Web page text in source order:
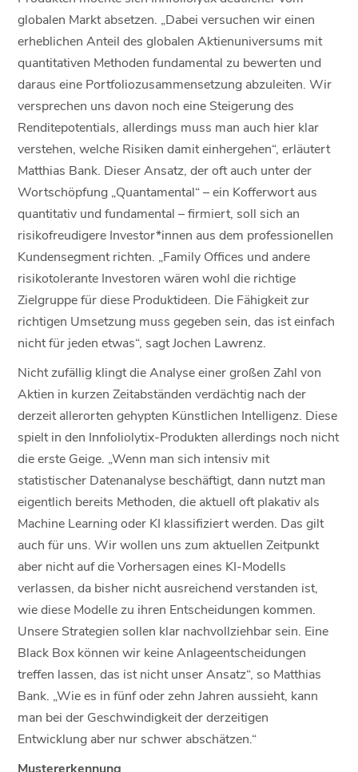
globalen Markt absetzen. „Dabei versuchen wir einen
erheblichen Anteil des globalen Aktienuniversums mit
quantitativen Methoden fundamental zu bewerten und
daraus eine Portfoliozusammensetzung abzuleiten. Wir
versprechen uns davon noch eine Steigerung des
Renditepotentials, allerdings muss man auch hier klar
verstehen, welche Risiken damit einhergehen“, erläutert
Matthias Bank. Dieser Ansatz, der oft auch unter der
Wortschöpfung „Quantamental“ – ein Kofferwort aus
quantitativ und fundamental – firmiert, soll sich an
risikofreudigere Investor*innen aus dem professionellen
Kundensegment richten. „Family Offices und andere
risikotolerante Investoren wären wohl die richtige
Zielgruppe für diese Produktideen. Die Fähigkeit zur
richtigen Umsetzung muss gegeben sein, das ist einfach
nicht für jeden etwas“, sagt Jochen Lawrenz.
Nicht zufällig klingt die Analyse einer großen Zahl von
Aktien in kurzen Zeitabständen verdächtig nach der
derzeit allerorten gehypten Künstlichen Intelligenz. Diese
spielt in den Innfoliolytix-Produkten allerdings noch nicht
die erste Geige. „Wenn man sich intensiv mit
statistischer Datenanalyse beschäftigt, dann nutzt man
eigentlich bereits Methoden, die aktuell oft plakativ als
Machine Learning oder KI klassifiziert werden. Das gilt
auch für uns. Wir wollen uns zum aktuellen Zeitpunkt
aber nicht auf die Vorhersagen eines KI-Modells
verlassen, da bisher nicht ausreichend verstanden ist,
wie diese Modelle zu ihren Entscheidungen kommen.
Unsere Strategien sollen klar nachvollziehbar sein. Eine
Black Box können wir keine Anlageentscheidungen
treffen lassen, das ist nicht unser Ansatz“, so Matthias
Bank. „Wie es in fünf oder zehn Jahren aussieht, kann
man bei der Geschwindigkeit der derzeitigen
Entwicklung aber nur schwer abschätzen.“
Mustererkennung